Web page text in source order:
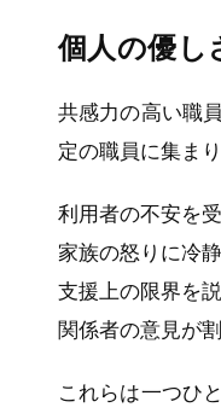
個人の優し
共感力の高い職
定の職員に集ま
利用者の不安を受
家族の怒りに冷
支援上の限界を説
関係者の意見が
これらは一つひ